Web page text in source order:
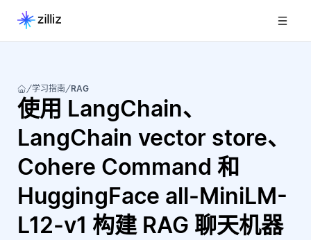
学习指南 RAG
使用 LangChain、
LangChain vector store、
Cohere Command 和
HuggingFace all-MiniLM-
L12-v1 构建 RAG 聊天机器